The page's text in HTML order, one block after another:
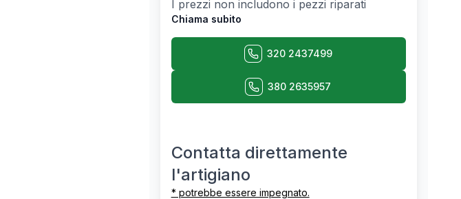
I prezzi non includono i pezzi riparati
Chiama subito
320 2437499
380 2635957
Contatta direttamente
l'artigiano
* potrebbe essere impegnato.